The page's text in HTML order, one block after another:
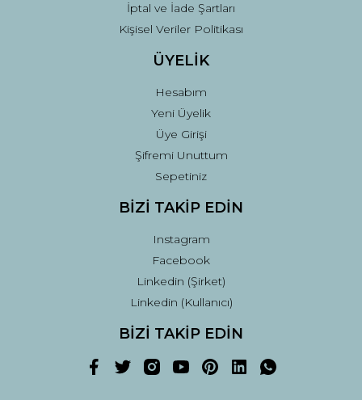
İptal ve İade Şartları
Kişisel Veriler Politikası
ÜYELİK
Hesabım
Yeni Üyelik
Üye Girişi
Şifremi Unuttum
Sepetiniz
BİZİ TAKİP EDİN
Instagram
Facebook
Linkedin (Şirket)
Linkedin (Kullanıcı)
BİZİ TAKİP EDİN